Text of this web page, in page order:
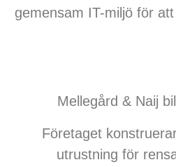
gemensam IT-miljö för
Mellegård & Naij
Företaget
utrustning för